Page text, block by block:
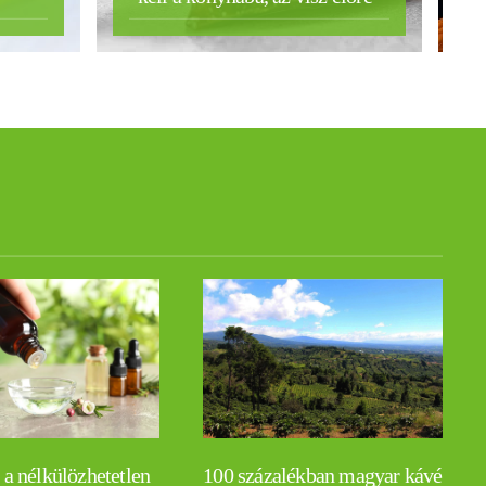
nélkülözhetetlen 100 százalékban magyar kávé